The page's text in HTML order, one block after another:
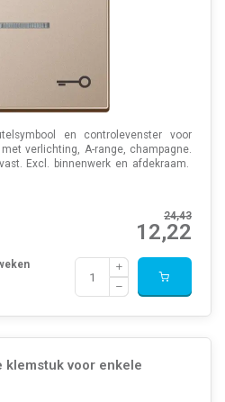
en controlevenster voor
verlichting, A-range, champagne.
Excl. binnenwerk en afdekraam.
24,43
12,22
klemstuk voor enkele